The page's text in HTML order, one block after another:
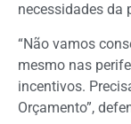
necessidades da
“Não vamos
mesmo nas
incentivos.
Orçamento”,